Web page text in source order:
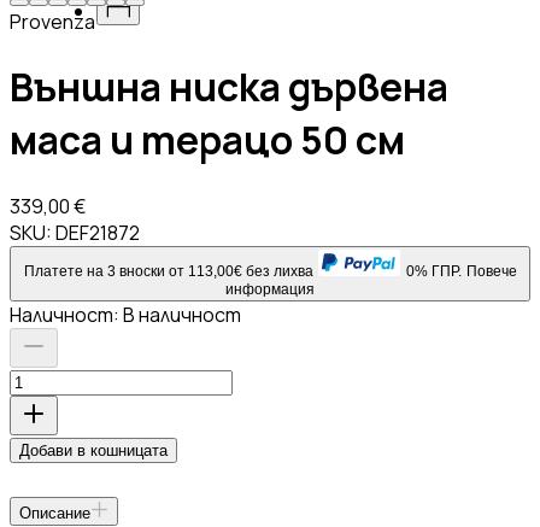
Provenza
Външна ниска дървена
маса и терацо 50 см
339,00 €
SKU:DEF21872
Платете на 3 вноски от 113,00€ без лихва 0% ГПР. Повече
информация
Наличност: В наличност
Добави в кошницата
Описание